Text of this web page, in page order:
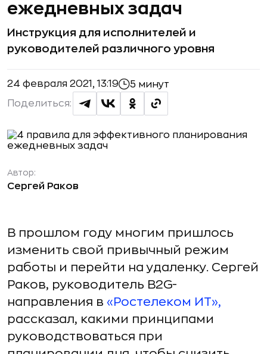
ежедневных задач
Инструкция для исполнителей и
руководителей различного уровня
24 февраля 2021, 13:19 5 минут
Поделиться:
Автор:
Сергей Раков
В прошлом году многим пришлось
изменить свой привычный режим
работы и перейти на удаленку. Сергей
Раков, руководитель B2G-
направления в «Ростелеком ИТ»,
рассказал, какими принципами
руководствоваться при